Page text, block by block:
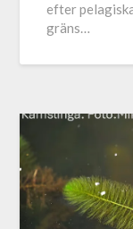
efter
gräns…